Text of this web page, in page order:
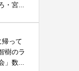
・宮...
帰って
樹のラ
」数...